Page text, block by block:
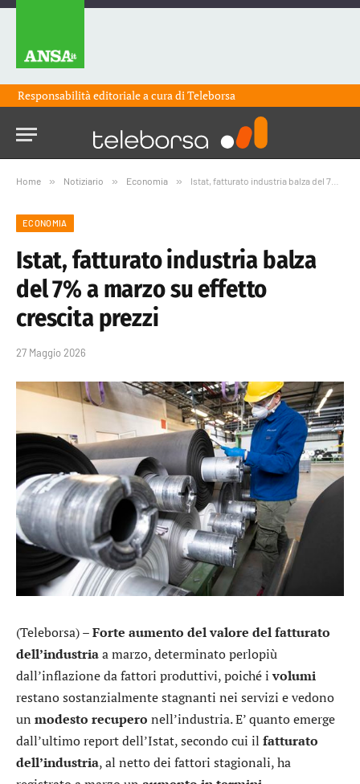
Responsabilità editoriale a cura diTeleborsa
Home » Notiziario » Economia » Istat, fatturato industria balza del 7% a marzo su effetto crescita prezzi
ECONOMIA
Istat, fatturato industria balza
del 7% a marzo su effetto
crescita prezzi
27 Maggio 2026
(Teleborsa) –Forte aumento del valore del fatturato
dell’industriaa marzo, determinato perlopiù
dall’inflazione da fattori produttivi, poiché ivolumi
restano sostanzialmente stagnanti nei servizi e vedono
un modesto recupero nell’industria. E’ quanto emerge
dall’ultimo report dell’Istat, secondo cui il fatturato
dell’industria, al netto dei fattori stagionali, ha